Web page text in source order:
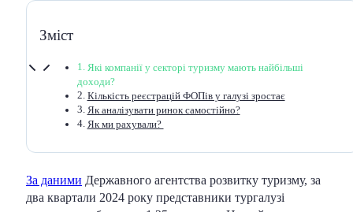
Зміст
Які компанії у секторі туризму мають найбільші
доходи?
Кількість реєстрацій ФОПів у галузі зростає
Як аналізувати ринок самостійно?
Як ми рахували?
За даними Державного агентства розвитку туризму, за
два квартали 2024 року представники тургалузі